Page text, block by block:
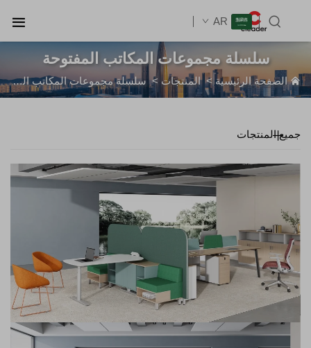
AR
سلسلة مجموعات المكاتب المفتوحة
الصفحة الرئيسية >المنتجات > سلسلة مجموعات المكاتب المفتوحة
جميع المنتجات